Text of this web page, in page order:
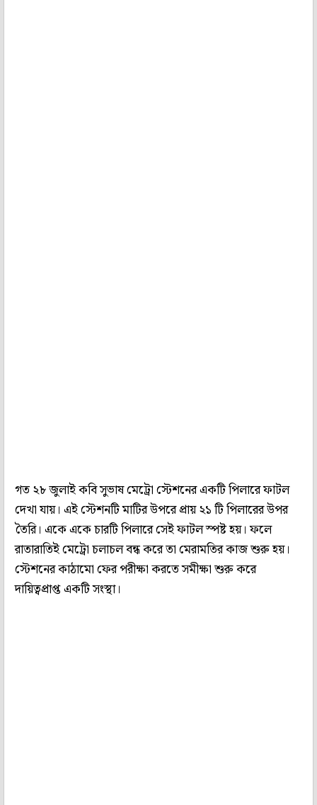
গত ২৮ জুলাই কবি সুভাষ মেট্রো স্টেশনের একটি পিলারে ফাটল
দেখা যায়। এই স্টেশনটি মাটির উপরে প্রায় ২১ টি পিলারের উপর
তৈরি। একে একে চারটি পিলারে সেই ফাটল স্পষ্ট হয়। ফলে
রাতারাতিই মেট্রো চলাচল বন্ধ করে তা মেরামতির কাজ শুরু হয়।
স্টেশনের কাঠামো ফের পরীক্ষা করতে সমীক্ষা শুরু করে
দায়িত্বপ্রাপ্ত একটি সংস্থা।